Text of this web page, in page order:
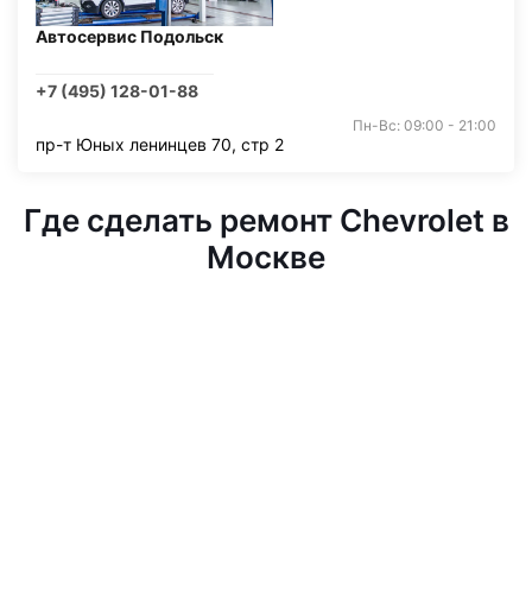
Автосервис Подольск
+7 (495) 128-01-88
Пн-Вс: 09:00 - 21:00
пр-т Юных ленинцев 70, стр 2
Где сделать ремонт Chevrolet в
Москве